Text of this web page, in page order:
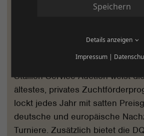
Futurities sowie der
Stallion Service Auction weist
ältestes, privates
lockt jedes Jahr mit satten
deutsche und europäische
Turniere. Zusätzlich bietet die
Speichern
Details anzeigen
Impressum|